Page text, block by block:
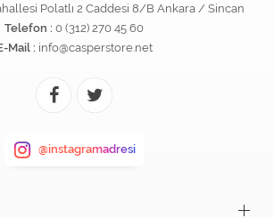
Polatlı 2 Caddesi 8/B Ankara / Sincan
Telefon : 0 (312) 270 45 60
Mail : info@casperstore.net
@instagramadresi